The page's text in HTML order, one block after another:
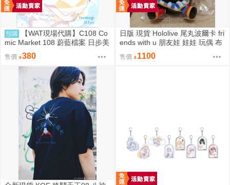
預購
【WAT現場代購】C108 Co
mic Market 108 蔚藍檔案 日步美
ペロロ様が東大数学2026を解説
する本
售價 380
日版 現貨 Hololive 尾丸波爾卡 fri
ends with u 朋友娃 娃娃 玩偶 布
偶 座長 尾丸ポルカ
售價 1100